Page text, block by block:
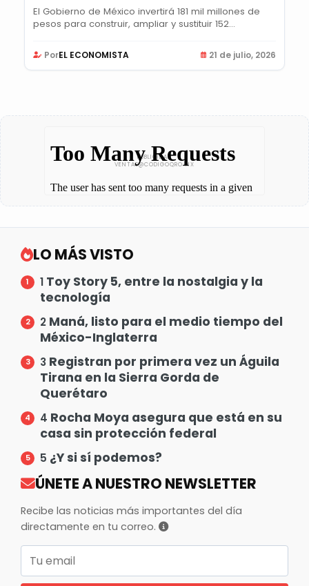
El Gobierno de México invertirá 181 mil millones de
pesos para construir, ampliar y sustituir 152...
PorEL ECONOMISTA 21 de julio, 2026
LO MÁS VISTO
1 Toy Story 5, entre la nostalgia y la
tecnología
2 Maná, listo para el medio tiempo del
México-Inglaterra
3 Registran por primera vez un Águila
Tirana en la Sierra Gorda de
Querétaro
4 Rocha Moya asegura que está en su
casa sin protección federal
5 ¿Y si sí podemos?
ÚNETE A NUESTRO NEWSLETTER
Recibe las noticias más importantes del día
directamente en tu correo.
Correo electrónico